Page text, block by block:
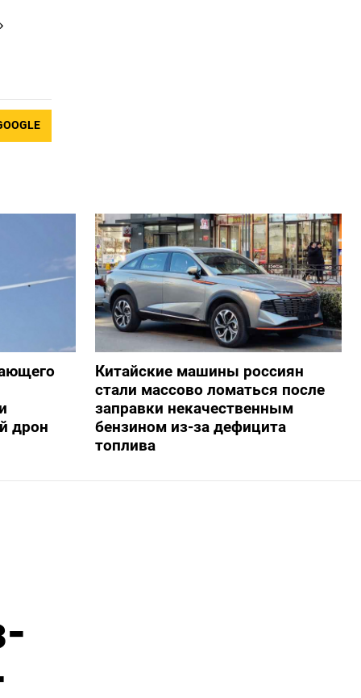
дрон
Китайские машины россиян
стали массово ломаться после
заправки некачественным
бензином из-за дефицита
топлива